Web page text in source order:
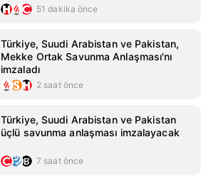
51 dakika önce
Türkiye, Suudi Arabistan ve Pakistan,
Mekke Ortak Savunma Anlaşması'nı
imzaladı
2 saat önce
Türkiye, Suudi Arabistan ve Pakistan
üçlü savunma anlaşması imzalayacak
7 saat önce